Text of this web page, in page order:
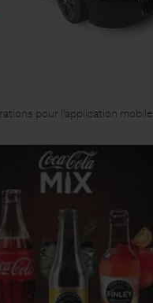
pour l'application mobile